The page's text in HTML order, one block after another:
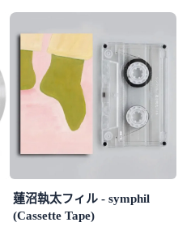
蓮沼執太フィル - symphil
(Cassette Tape)